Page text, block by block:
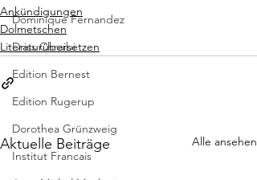
Dominique Fernandez
Driss Chraibi
Edition Bernest
Edition Rugerup
Dorothea Grünzweig
Institut Francais
Ankündigungen
Dolmetschen
Literaturübersetzen
Aktuelle Beiträge Alle ansehen